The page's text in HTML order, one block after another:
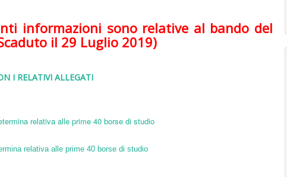
informazioni sono relative al bando del
il 29 Luglio 2019)
I RELATIVI ALLEGATI
relativa alle prime 40 borse di studio
relativa alle prime 40 borse di studio